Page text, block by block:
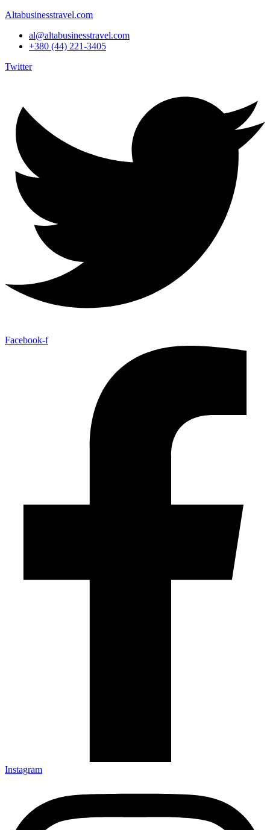
Altabusinesstravel.com
al@altabusinesstravel.com
+380 (44) 221-3405
Twitter
Facebook-f
Instagram